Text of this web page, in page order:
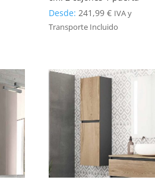
Desde:241,99€ IVA y
Transporte Incluido